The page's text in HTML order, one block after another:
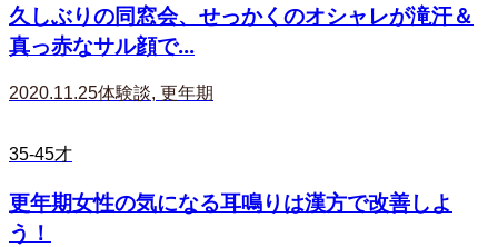
久しぶりの同窓会、せっかくのオシャレが滝汗＆
真っ赤なサル顔で...
2020.11.25体験談, 更年期
35-45才
更年期女性の気になる耳鳴りは漢方で改善しよ
う！